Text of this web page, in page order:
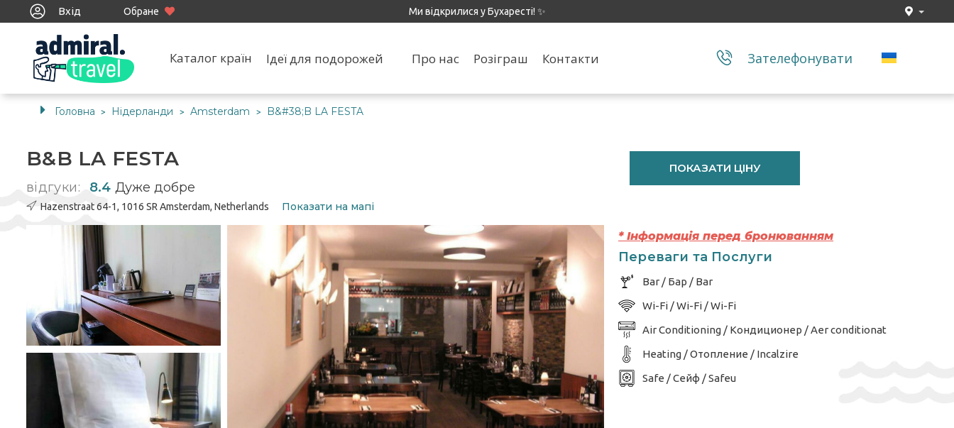
Ми відкрилися у Бухаресті! ✨
Вхід Обране
Каталог країн Ідеї для подорожей Про нас Розіграш Контакти Зателефонувати
Головна > Нідерланди > Amsterdam > B&#38;B LA FESTA
B&B LA FESTA
відгуки: 8.4 Дуже добре
Hazenstraat 64-1, 1016 SR Amsterdam, Netherlands Показати на мапі
ПОКАЗАТИ ЦІНУ
* Інформація перед бронюванням
Переваги та Послуги
Bar / Бар / Bar
Wi-Fi / Wi-Fi / Wi-Fi
Air Conditioning / Кондиционер / Aer conditionat
Heating / Отопление / Incalzire
Safe / Сейф / Safeu